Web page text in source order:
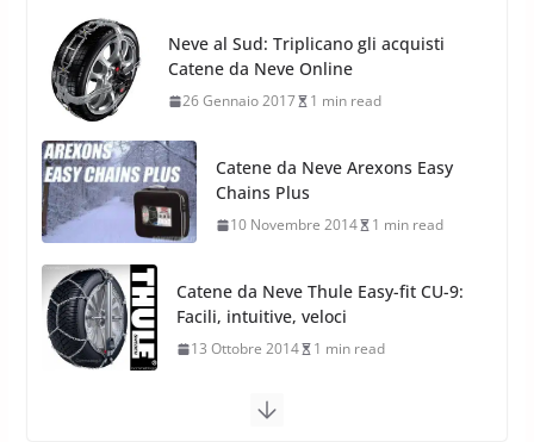
Pirelli Scorpion Winter 2: Nuovi
Pneumatici Invernali SUV 2022
Neve al Sud: Triplicano gli acquisti
Catene da Neve Online
26 Gennaio 2017 1 min read
Catene da Neve Arexons Easy
Chains Plus
10 Novembre 2014 1 min read
Catene da Neve Thule Easy-fit CU-9:
Facili, intuitive, veloci
13 Ottobre 2014 1 min read
Calze da Neve Arexocks by